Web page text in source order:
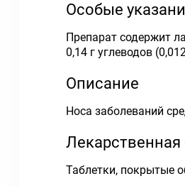
Особые
Препарат содержит
0,14 г углеводов
Описание
Носа заболеваний
Таблетки, покрытые